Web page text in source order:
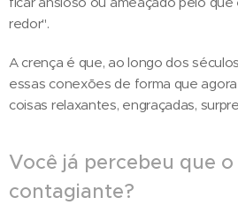
redor".
A crença é que, ao longo dos
essas conexões de forma que
coisas relaxantes, engraçadas,
Você já percebeu que o
contagiante?